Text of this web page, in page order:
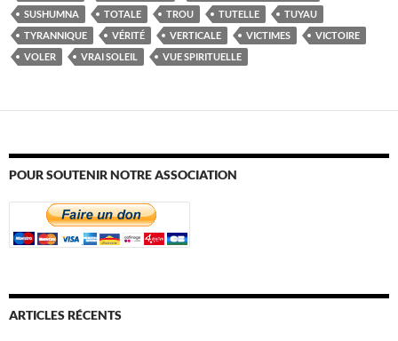
SUSHUMNA
TOTALE TROU TUTELLE
TUYAU
TYRANNIQUE
VÉRITÉ VERTICALE VICTIMES
VICTOIRE
VOLER
VRAI SOLEIL VUE SPIRITUELLE
POUR SOUTENIR NOTRE ASSOCIATION
ARTICLES RÉCENTS